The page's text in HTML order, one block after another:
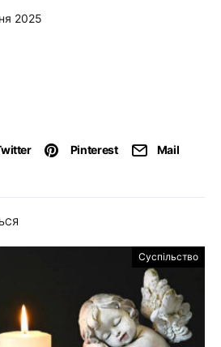
2025
Pinterest Mail
Суспільство